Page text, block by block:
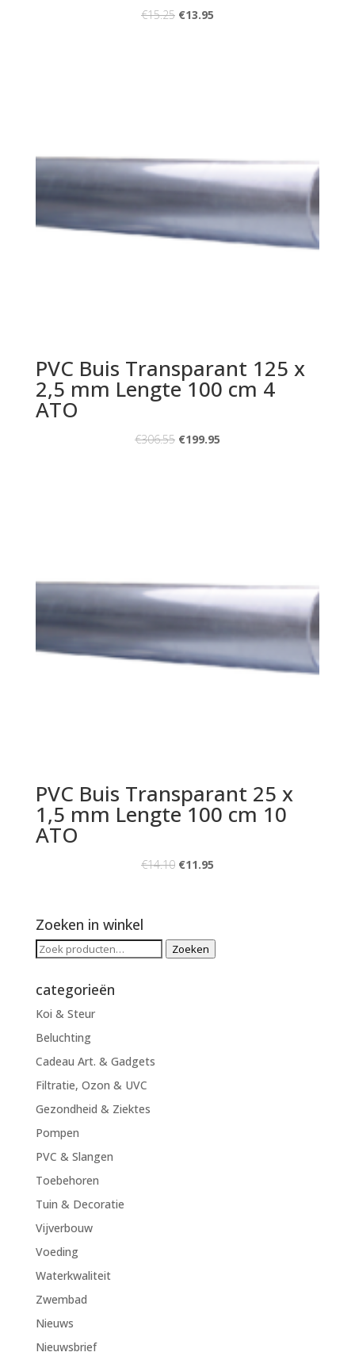
€15.25 €13.95
PVC Buis Transparant 125 x
2,5 mm Lengte 100 cm 4
ATO
€306.55 €199.95
PVC Buis Transparant 25 x
1,5 mm Lengte 100 cm 10
ATO
€14.10 €11.95
Zoeken in winkel
Zoeken
Zoeken
categorieën
Koi & Steur
Beluchting
Cadeau Art. & Gadgets
Filtratie, Ozon & UVC
Gezondheid & Ziektes
Pompen
PVC & Slangen
Toebehoren
Tuin & Decoratie
Vijverbouw
Voeding
Waterkwaliteit
Zwembad
Nieuws
Nieuwsbrief